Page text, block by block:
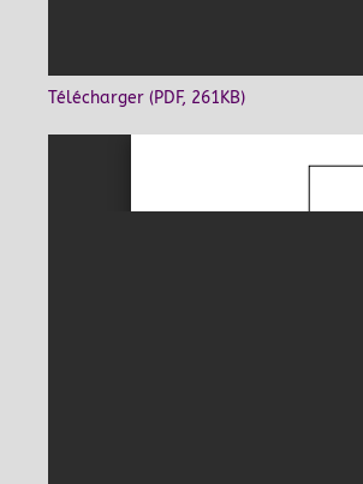
Télécharger (PDF, 261KB)